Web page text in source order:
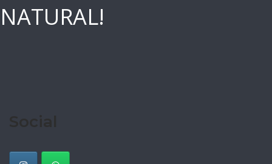
NATURAL!